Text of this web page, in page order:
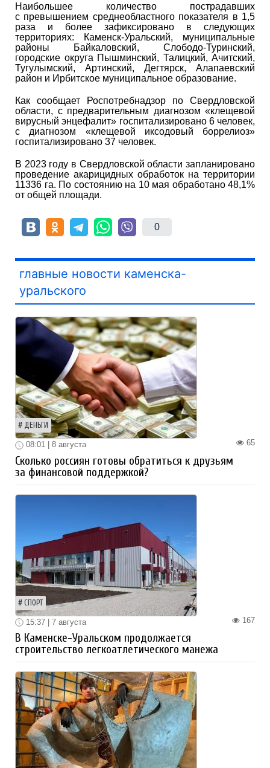
Наибольшее количество пострадавших
с превышением среднеобластного показателя в 1,5
раза и более зафиксировано в следующих
территориях: Каменск-Уральский, муниципальные
районы Байкаловский, Слободо-Туринский,
городские округа Пышминский, Талицкий, Ачитский,
Тугулымский, Артинский, Дегтярск, Алапаевский
район и Ирбитское муниципальное образование.
Как сообщает Роспотребнадзор по Свердловской
области, с предварительным диагнозом «клещевой
вирусный энцефалит» госпитализировано 6 человек,
с диагнозом «клещевой иксодовый боррелиоз»
госпитализировано 37 человек.
В 2023 году в Свердловской области запланировано
проведение акарицидных обработок на территории
11336 га. По состоянию на 10 мая обработано 48,1%
от общей площади.
0
главные новости каменска-
уральского
ДЕНЬГИ
65
08:01 | 8 августа
Сколько россиян готовы обратиться к друзьям
за финансовой поддержкой?
СПОРТ
167
15:37 | 7 августа
В Каменске-Уральском продолжается
строительство легкоатлетического манежа